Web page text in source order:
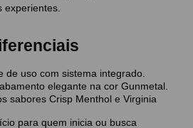
experientes.
de uso com sistema integrado.
elegante na cor Gunmetal.
sabores Crisp Menthol e Virginia
para quem inicia ou busca